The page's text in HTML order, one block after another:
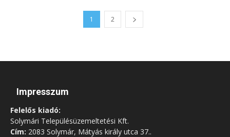
1 2
Impresszum
Felelős kiadó:
Solymári Településüzemeltetési Kft.
Cím: 2083 Solymár, Mátyás király utca 37..